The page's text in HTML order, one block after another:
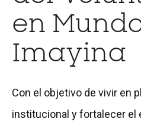
en
Imayina
Con el objetivo de vivir en
institucional y fortalecer el